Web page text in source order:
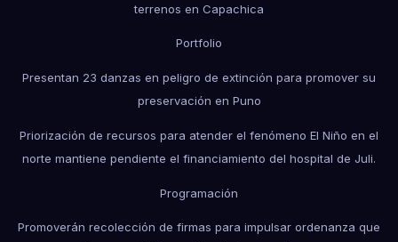
terrenos en Capachica
Portfolio
Presentan 23 danzas en peligro de extinción para promover su
preservación en Puno
Priorización de recursos para atender el fenómeno El Niño en el
norte mantiene pendiente el financiamiento del hospital de Juli.
Programación
Promoverán recolección de firmas para impulsar ordenanza que